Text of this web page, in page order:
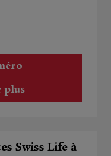
plus
Swiss Life à